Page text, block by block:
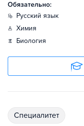
Обязательно:
русский язык
химия
биология
специалитет